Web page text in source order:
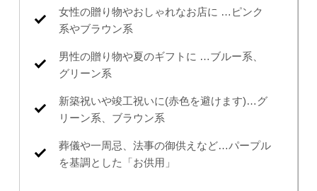
女性の贈り物やおしゃれなお店に …ピンク
系やブラウン系
男性の贈り物や夏のギフトに …ブルー系、
グリーン系
新築祝いや竣工祝いに(赤色を避けます)…グ
リーン系、ブラウン系
葬儀や一周忌、法事の御供えなど…パープル
を基調とした「お供用」